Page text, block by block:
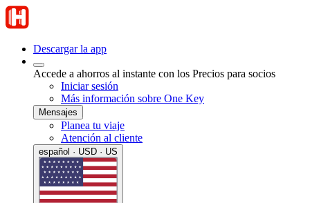
Descargar la app
Accede a ahorros al instante con los Precios para socios
Iniciar sesión
Más información sobre One Key
Mensajes
Planea tu viaje
Atención al cliente
español · USD · US